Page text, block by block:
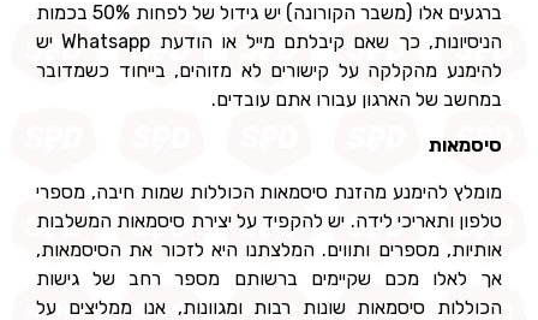
ברגעים אלו (משבר הקורונה) יש גידול של לפחות 50% בכמות
הניסיונות, כך שאם קיבלתם מייל או הודעת Whatsapp יש
להימנע מהקלקה על קישורים לא מזוהים, בייחוד כשמדובר
במחשב של הארגון עבורו אתם עובדים.
סיסמאות
מומלץ להימנע מהזנת סיסמאות הכוללות שמות חיבה, מספרי
טלפון ותאריכי לידה. יש להקפיד על יצירת סיסמאות המשלבות
אותיות, מספרים ותווים. המלצתנו היא לזכור את הסיסמאות,
אך לאלו מכם שקיימים ברשותם מספר רחב של גישות
הכוללות סיסמאות שונות רבות ומגוונות, אנו ממליצים על